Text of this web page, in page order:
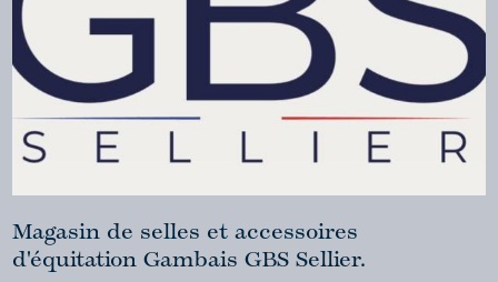
Magasin de selles et accessoires
d'équitation Gambais GBS Sellier.